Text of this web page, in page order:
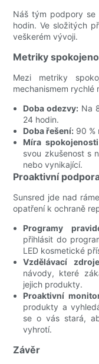
Náš tým podpory
hodin. Ve složitých
veškerém vývoji.
Metriky
Mezi metriky
mechanismem rychlé
Doba odezvy: Na
24 hodin.
Doba řešení: 90 %
Míra
svou zkušenost s
nebo vynikající.
Proaktivní
Sunsred jde nad
opatření k ochraně
Programy
přihlásit do
LED kosmetické
Vzdělávací
návody, které
jejich produkty.
Proaktivní
produkty a
se o vás stará,
vyhrotí.
Závěr